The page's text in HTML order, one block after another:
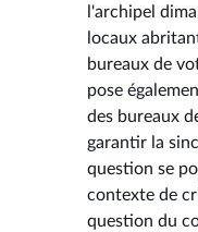
l'archipel
locaux
bureaux de
pose
des bureaux
garantir la
question se
contexte de
question du